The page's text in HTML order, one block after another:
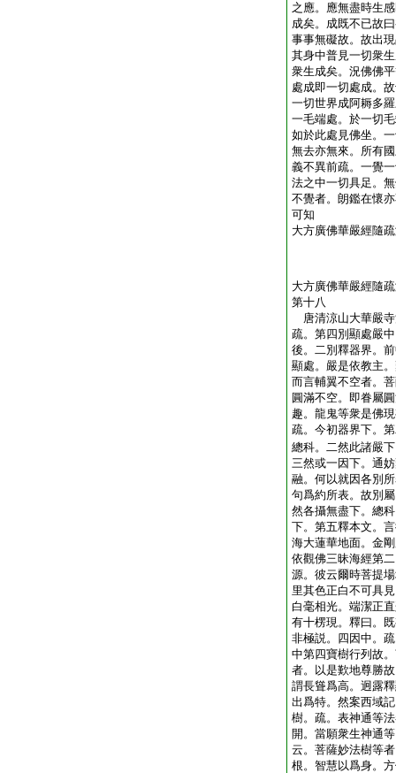
之應。應無盡時生
成矣。成既不已故
事事無礙故。故出
其身中普見一切衆
衆生成矣。況佛佛
處成即一切處成。
一切世界成阿耨多
一毛端處。於一切
如於此處見佛坐。
無去亦無來。所有
義不異前疏。一覺
法之中一切具足。
不覺者。朗鑑在懷
可知
大方廣佛華嚴經隨
大方廣佛華嚴經隨
第十八
唐清涼山大華嚴
疏。第四別顯處嚴
後。二別釋器界。
顯處。嚴是依教主
而言輔翼不空者。
圓滿不空。即眷屬
趣。龍鬼等衆是佛
疏。今初器界下。
總科。二然此諸嚴
三然或一因下。通
融。何以就因各別
句爲約所表。故別
然各攝無盡下。總
下。第五釋本文。
海大蓮華地面。金
依觀佛三昧海經第
源。彼云爾時菩提
里其色正白不可具
白毫相光。端潔正
有十楞現。釋曰。
非極説。四因中。
中第四寶樹行列故
者。以是歎地尊勝
謂長聳爲高。迥露
出爲特。然案西域
樹。疏。表神通等
開。當願衆生神通
云。菩薩妙法樹等
根。智慧以爲身。